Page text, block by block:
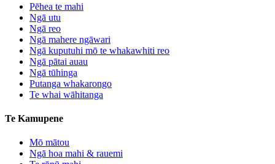
Pēhea te mahi
Ngā utu
Ngā reo
Ngā mahere ngāwari
Ngā kuputuhi mō te whakawhiti reo
Ngā pātai auau
Ngā tūhinga
Putanga whakarongo
Te whai wāhitanga
Te Kamupene
Mō mātou
Ngā hoa mahi & rauemi